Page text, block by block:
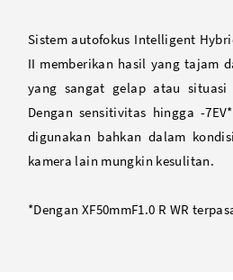
Sistem autofokus Intelligent
II memberikan hasil yang tajam
yang sangat gelap atau situasi
Dengan sensitivitas hingga -
digunakan bahkan dalam
kamera lain mungkin kesulitan.
*Dengan XF50mmF1.0 R WR